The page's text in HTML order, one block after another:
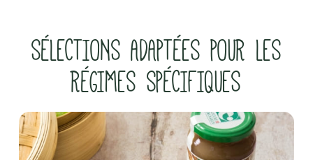
SÉLECTIONS ADAPTÉES POUR LES
RÉGIMES SPÉCIFIQUES